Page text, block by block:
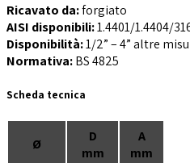
Ricavato da:forgiato
AISI disponibili:1.4401/1.4404/
Disponibilità:1/2” – 4” altre
Normativa:BS 4825
Scheda tecnica
Ø
D
mm
A
mm